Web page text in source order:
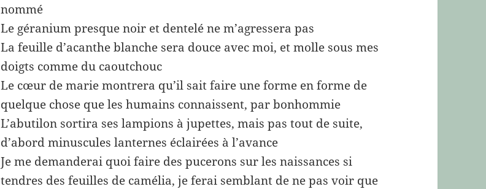
nommé
Le géranium presque noir et dentelé ne m’agressera pas
La feuille d’acanthe blanche sera douce avec moi, et molle sous mes
doigts comme du caoutchouc
Le cœur de marie montrera qu’il sait faire une forme en forme de
quelque chose que les humains connaissent, par bonhommie
L’abutilon sortira ses lampions à jupettes, mais pas tout de suite,
d’abord minuscules lanternes éclairées à l’avance
Je me demanderai quoi faire des pucerons sur les naissances si
tendres des feuilles de camélia, je ferai semblant de ne pas voir que